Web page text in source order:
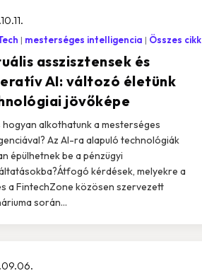
asszisztensek és
AI: változó életünk
jövőképe
mesterséges intelligencia Összes cikk
hogyan alkothatunk a mesterséges
Az AI-ra alapuló technológiák
épülhetnek be a pénzügyi
kérdések, melyekre a
a FintechZone közösen szervezett
során...